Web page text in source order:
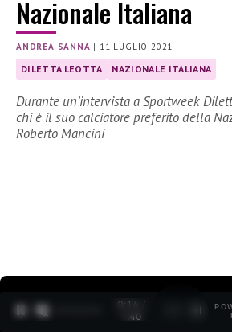
Nazionale Italiana
ANDREA SANNA | 11 LUGLIO 2021
DILETTA LEOTTA NAZIONALE ITALIANA
Durante un’intervista a Sportweek
chi è il suo calciatore preferito della
Roberto Mancini
0:15 /
1:40